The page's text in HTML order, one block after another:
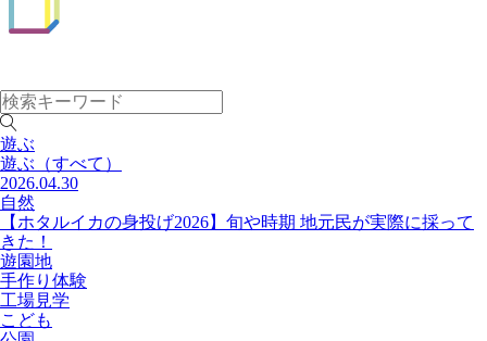
遊ぶ
遊ぶ （すべて）
2026.04.30
自然
【ホタルイカの身投げ2026】旬や時期 地元民が実際に採って
きた！
遊園地
手作り体験
工場見学
こども